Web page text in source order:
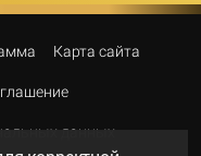
Карта сайта
данных